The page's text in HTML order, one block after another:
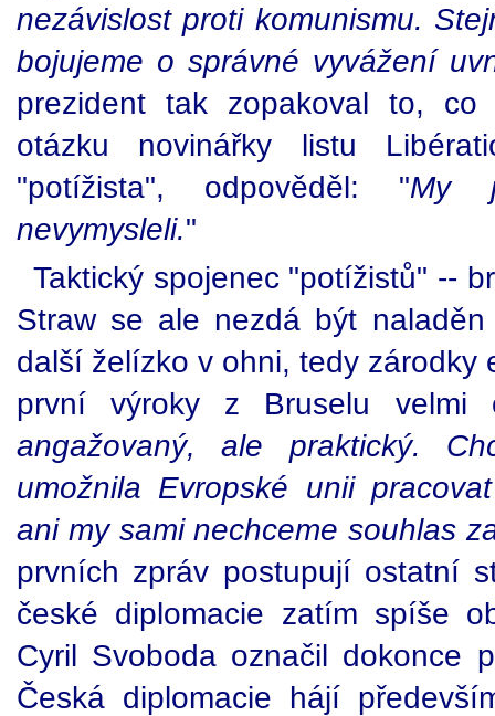
nezávislost proti komunismu.
bojujeme o správné vyvážení
prezident tak zopakoval to,
otázku novinářky listu
"potížista", odpověděl: "My
nevymysleli."
Taktický spojenec "potížistů" --
Straw se ale nezdá být
další želízko v ohni, tedy zárodky
první výroky z Bruselu velmi
angažovaný, ale praktický.
umožnila Evropské unii
ani my sami nechceme souhlas
prvních zpráv postupují ostatní
české diplomacie zatím spíše
Cyril Svoboda označil dokonce
Česká diplomacie hájí